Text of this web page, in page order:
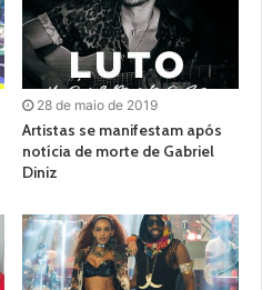
28 de maio de 2019
Artistas se manifestam após
notícia de morte de Gabriel
Diniz